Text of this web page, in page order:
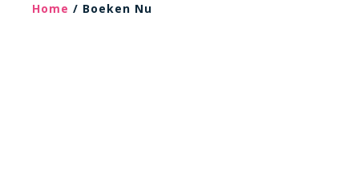
Home / Boeken Nu